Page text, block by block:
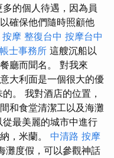
的個人待遇，因為員
確保他們隨時照顧他
按摩 整復台中 按摩台中
士事務所 這艘沉船以
廳而聞名。 對我來
大利面是一個很大的優
。 我對酒店的位置，
和食堂清潔工以及海灘
最美麗的城市中進行
，米蘭。 中清路 按摩
灘度假，可以參觀神話